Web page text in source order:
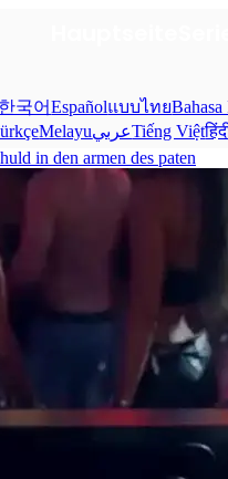
한국어Españolแบบไทย
MelayuعربيTiếng Việt
in den armen des paten